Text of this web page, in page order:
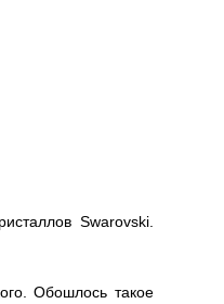
Swarovski.
Обошлось такое